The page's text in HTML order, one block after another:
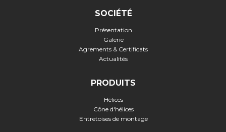
SOCIÉTÉ
Présentation
Galerie
Agrements & Certificats
Actualités
PRODUITS
Hélices
Cône d'hélices
Entretoises de montage